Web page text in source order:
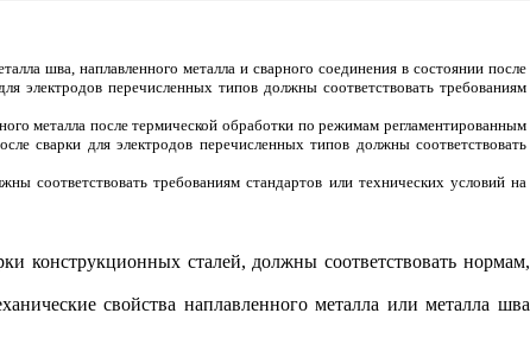
шва, наплавленного металла и сварного соединения в состоянии после
электродов перечисленных типов должны соответствовать требованиям
металла после термической обработки по режимам регламентированным
сварки для электродов перечисленных типов должны соответствовать
требованиям стандартов или технических условий на
конструкционных сталей, должны соответствовать нормам,
свойства наплавленного металла или металла шва